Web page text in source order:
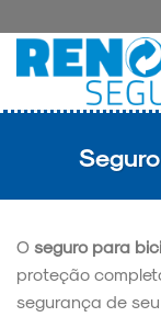
to
content
O seguro para
proteção
segurança de